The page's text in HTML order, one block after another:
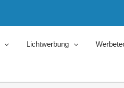
Lichtwerbung